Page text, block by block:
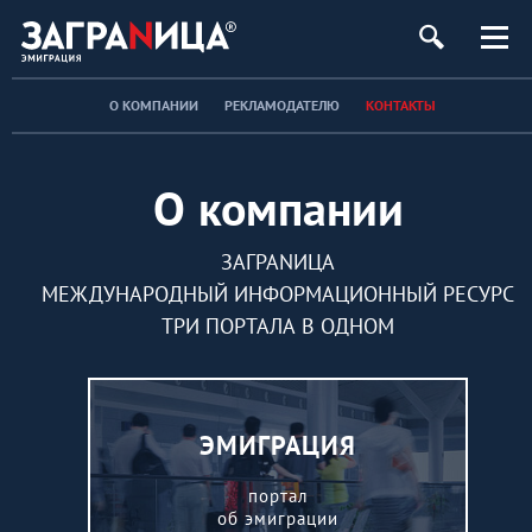
О КОМПАНИИ РЕКЛАМОДАТЕЛЮ КОНТАКТЫ
О компании
ЗАГРАNИЦА
МЕЖДУНАРОДНЫЙ ИНФОРМАЦИОННЫЙ РЕСУРС
ТРИ ПОРТАЛА В ОДНОМ
ЭМИГРАЦИЯ
портал
об эмиграции